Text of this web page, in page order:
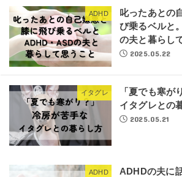
ADHD
叱ったあとの
び乗るベル
の夫と暮らし
2025.05.22
イタグレ
「夏でも寒が
イタグレとの
2025.05.21
ADHD
ADHDの夫に